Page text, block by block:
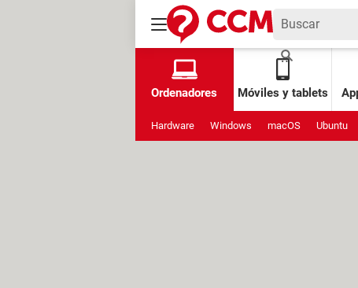
Ordenadores Móviles y tablets
Hardware Windows macOS Ubuntu